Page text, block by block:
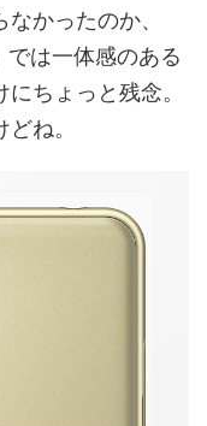
かったのか、
では一体感のある
ちょっと残念。
ね。